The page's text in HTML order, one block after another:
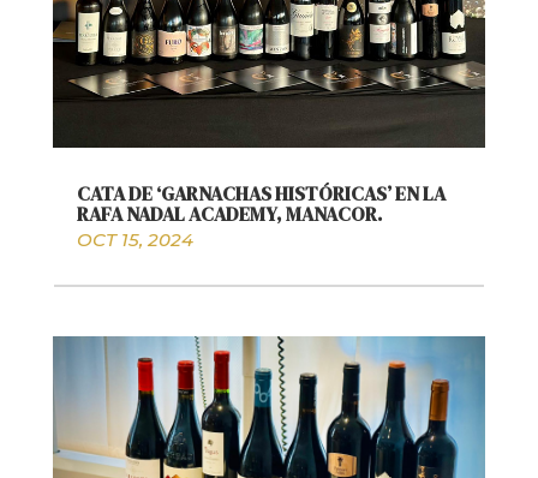
CATA DE ‘GARNACHAS HISTÓRICAS’ EN LA
RAFA NADAL ACADEMY, MANACOR.
OCT 15, 2024